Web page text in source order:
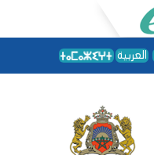
العربية